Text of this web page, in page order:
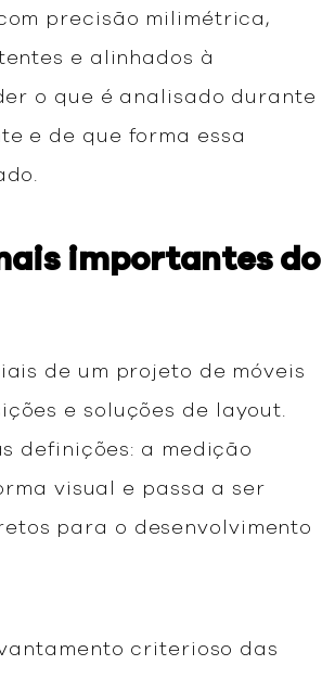
precisão milimétrica,
e alinhados à
o que é analisado durante
e de que forma essa
importantes do
de um projeto de móveis
e soluções de layout.
definições: a medição
visual e passa a ser
para o desenvolvimento
criterioso das